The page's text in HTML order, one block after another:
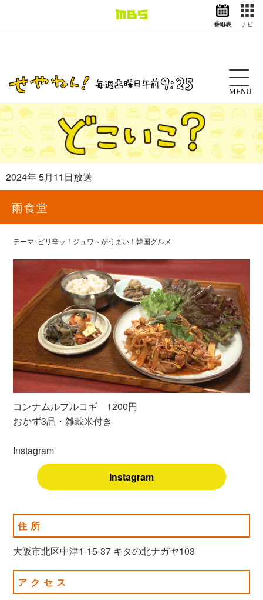
ドラマ
アニメ
動画イズム ニュース
天気・防災 イベント
映画
番組表 ナビ
MENU
2024年 5月11日放送
雨食堂
テーマ: ピリ辛ッ！ジュワ～がうまい！韓国グルメ
コンナムルプルコギ 1200円
おかず3品・雑穀米付き
Instagram
Instagram
住所
大阪市北区中津1-15-37 キタの北ナガヤ103
アクセス